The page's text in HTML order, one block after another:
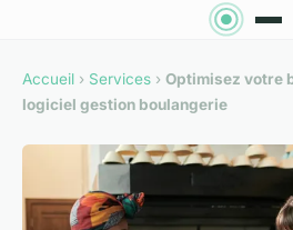
Accueil › Services › Optimisez votre
logiciel gestion boulangerie